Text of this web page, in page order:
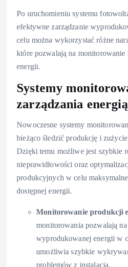
Po uruchomieniu systemu
efektywne zarządzanie
celu można wykorzystać różne
które pozwalają na
energii.
Systemy
zarządzania energią
Nowoczesne systemy
bieżąco śledzić produkcję i
Dzięki temu możliwe jest szybkie
nieprawidłowości oraz
produkcyjnych w celu
dostępnej energii.
Monitorowanie produkcji
monitorowania pozwalają
wyprodukowanej energii w
umożliwia szybkie
problemów z instalacją.